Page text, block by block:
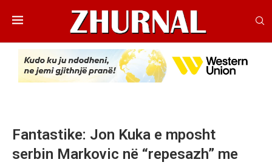
Fantastike: Jon Kuka e mposht
serbin Markovic në “repesazh” me